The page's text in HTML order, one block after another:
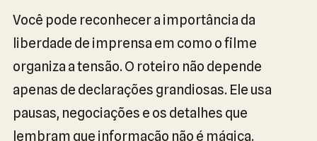
Você pode reconhecer a importância da
liberdade de imprensa em como o filme
organiza a tensão. O roteiro não depende
apenas de declarações grandiosas. Ele usa
pausas, negociações e os detalhes que
lembram que informação não é mágica.